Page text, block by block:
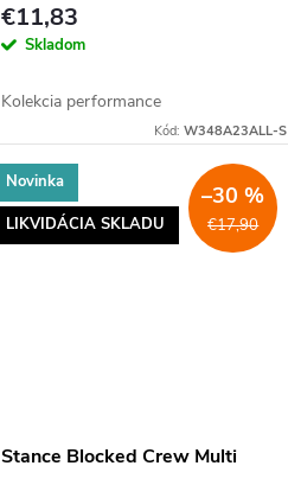
€11,83
Skladom
Kolekcia performance
Kód:W348A23ALL-S
Novinka
LIKVIDÁCIA SKLADU
€17,90
–30 %
Stance Blocked Crew Multi